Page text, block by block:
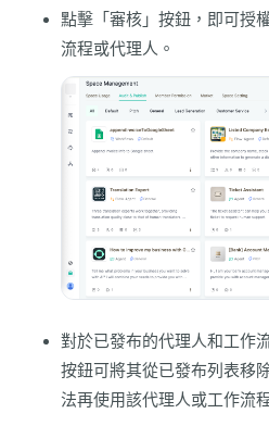
點擊「審核」按鈕，即可授
流程或代理人。
對於已發布的代理人和工作
按鈕可將其從已發布列表移
法再使用該代理人或工作流